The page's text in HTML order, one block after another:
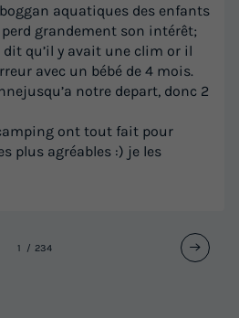
aquatiques des enfants
grandement son intérêt;
qu’il y avait une clim or il
avec un bébé de 4 mois.
notre depart, donc 2
ont tout fait pour
plus agréables :) je les
1 234